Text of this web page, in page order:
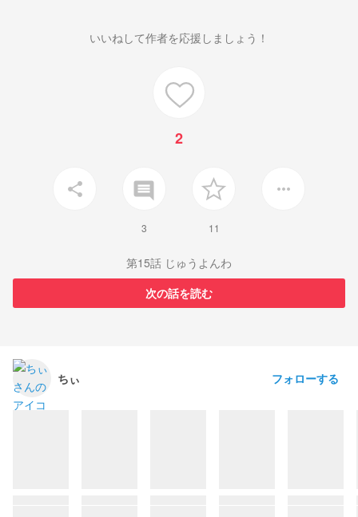
いいねして作者を応援しましょう！
2
share insert_comment
3 11
more_horiz
第15話 じゅうよんわ
次の話を読む
ちぃ フォローする